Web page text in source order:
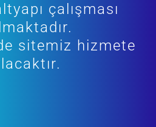
çalışması
sitemiz hizmete